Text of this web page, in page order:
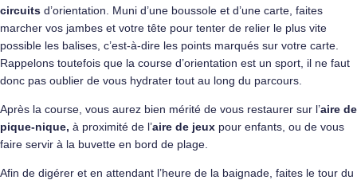
circuits d’orientation. Muni d’une boussole et d’une carte, faites
marcher vos jambes et votre tête pour tenter de relier le plus vite
possible les balises, c’est-à-dire les points marqués sur votre carte.
Rappelons toutefois que la course d’orientation est un sport, il ne faut
donc pas oublier de vous hydrater tout au long du parcours.
Après la course, vous aurez bien mérité de vous restaurer sur l’aire de
pique-nique, à proximité de l’aire de jeux pour enfants, ou de vous
faire servir à la buvette en bord de plage.
Afin de digérer et en attendant l’heure de la baignade, faites le tour du